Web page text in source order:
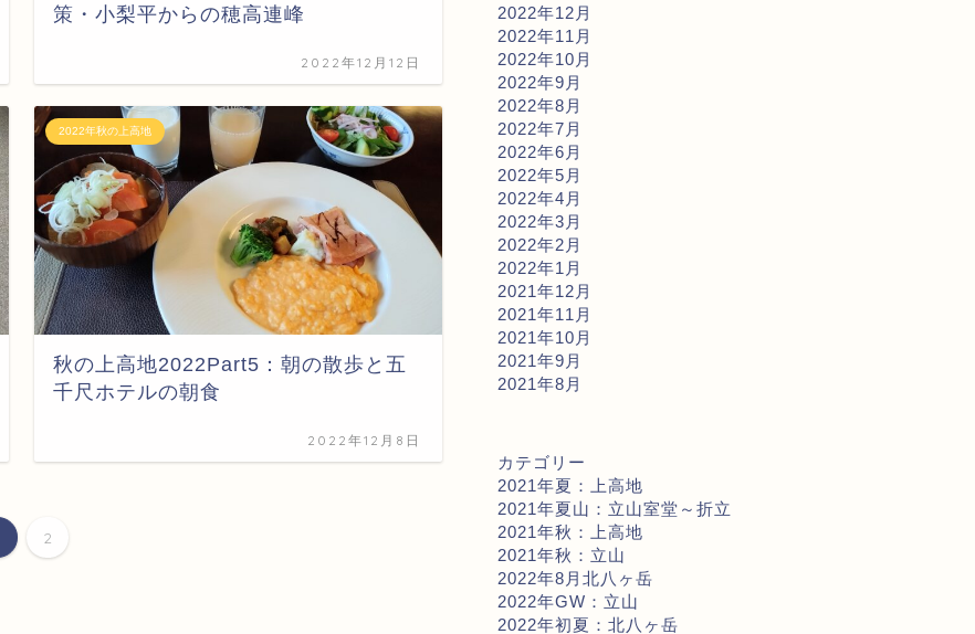
策・小梨平からの穂高連峰
2022年12月12日
2022年秋の上高地
秋の上高地2022Part5：朝の散歩と五
千尺ホテルの朝食
2022年12月8日
2
2022年12月
2022年11月
2022年10月
2022年9月
2022年8月
2022年7月
2022年6月
2022年5月
2022年4月
2022年3月
2022年2月
2022年1月
2021年12月
2021年11月
2021年10月
2021年9月
2021年8月
カテゴリー
2021年夏：上高地
2021年夏山：立山室堂～折立
2021年秋：上高地
2021年秋：立山
2022年8月北八ヶ岳
2022年GW：立山
2022年初夏：北八ヶ岳